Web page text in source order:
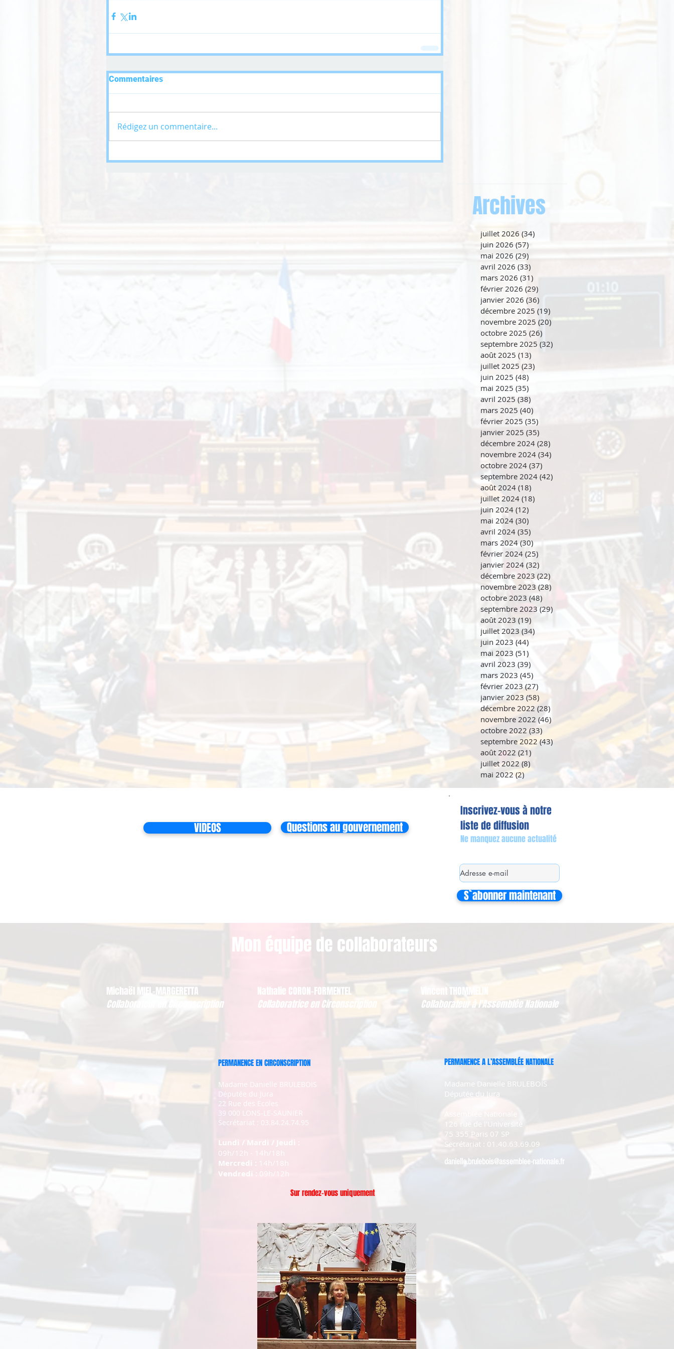
Commentaires
Rédigez un commentaire...
Archives
juillet 2026 (34)
juin 2026 (57)
mai 2026 (29)
avril 2026 (33)
mars 2026 (31)
février 2026 (29)
janvier 2026 (36)
décembre 2025 (19)
novembre 2025 (20) 20 posts
octobre 2025 (26)
septembre 2025 (32)
août 2025 (13)
juillet 2025 (23)
juin 2025 (48)
mai 2025 (35)
avril 2025 (38)
mars 2025 (40)
février 2025 (35)
janvier 2025 (35)
décembre 2024 (28)
novembre 2024 (34)
octobre 2024 (37)
septembre 2024 (42)
août 2024 (18)
juillet 2024 (18)
juin 2024 (12)
mai 2024 (30)
avril 2024 (35)
mars 2024 (30)30 posts
février 2024 (25)
janvier 2024 (32)
décembre 2023 (22)
novembre 2023 (28)
octobre 2023 (48)
septembre 2023 (29) 29 posts
août 2023 (19)
juillet 2023 (34)
juin 2023 (44)
mai 2023 (51)
avril 2023 (39)
mars 2023 (45) 45 posts
février 2023 (27)
janvier 2023 (58)
décembre 2022 (28)
novembre 2022 (46) 46 posts
octobre 2022 (33)
septembre 2022 (43)
août 2022 (21)
juillet 2022 (8)
mai 2022 (2)
VIDEOS Questions au gouvernement
Inscrivez-vous à notre
liste de diffusion
Ne manquez aucune actualité
S`abonner maintenant
Mon équipe de collaborateurs
Michaël MIEL-MARGERETTA
Collaborateur en Circonscription
Vincent THOMMELIN
Collaborateur à l'Assemblée Nationale
Nathalie CORON-FORMENTEL
Collaboratrice en Circonscription
PERMANENCE EN CIRCONSCRIPTION
Madame Danielle BRULEBOIS
Députée du Jura
22 Rue des Ecoles
39 000 LONS-LE-SAUNIER
Secrétariat : 03.84.24.74.95
Lundi / Mardi / Jeudi :
09h/12h - 14h/18h
Mercredi : 14h/18h
Vendredi : 09h/12h
PERMANENCE A L’ASSEMBLÉE NATIONALE
Madame Danielle BRULEBOIS
Députée du Jura
126 rue de l'Université
75 355 Paris 07 SP
Secrétariat : 01.40.63.69.09
danielle.brulebois@assemblee-nationale.fr
Sur rendez-vous uniquement